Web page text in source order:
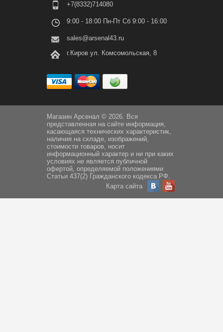
+7(8332)714080
9:00 - 18:00 Пн-Пт Сб 9:00 - 16:00
sales@arsenal43.ru
г.Киров ул. Комсомольская, 8
Магазин Арсенал © 2026. Вся
представленная на сайте информация,
касающаяся технических характеристик,
наличия на складе, изображений,
стоимости товаров, носит
информационный характер и ни при каких
условиях не является публичной
офертой, определяемой положениями
Статьи 437(2) Гражданского кодекса РФ.
Карта сайта